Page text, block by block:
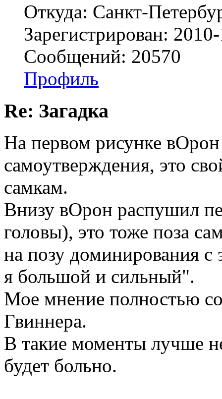
Откуда: Санкт-
Зарегистрирован:
Сообщений: 20570
Профиль
Re: Загадка
На первом рисунке
самоутверждения, это
самкам.
Внизу вОрон распушил
головы), это тоже поза
на позу доминирования
я большой и сильный".
Мое мнение полностью
Гвиннера.
В такие моменты лучше
будет больно.